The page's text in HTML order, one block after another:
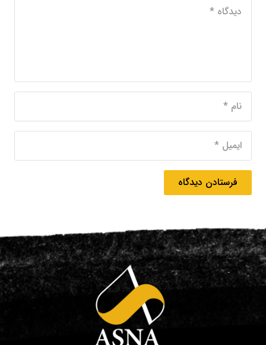
فرستادن دیدگاه